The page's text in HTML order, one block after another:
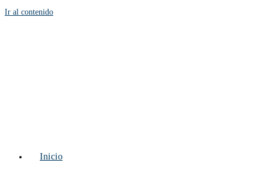
Ir al contenido
Inicio